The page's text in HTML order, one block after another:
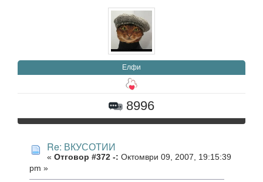
Елфи
8996
Re: ВКУСОТИИ
« Отговор #372 -: Октомври 09, 2007, 19:15:39
pm »